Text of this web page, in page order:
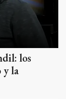
los
y la